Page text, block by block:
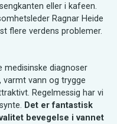
eller i kafeen.
Ragnar Heide
flere verdens problemer.
medisinske diagnoser
varmt vann og trygge
Regelmessig har vi
Det er fantastisk
bevegelse i vannet